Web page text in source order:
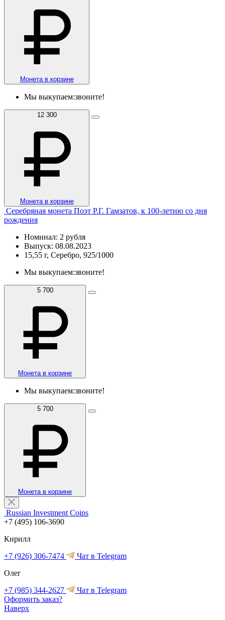
Монета в корзине
Мы выкупаем:звоните!
12 300
Монета в корзине
Серебряная монета Поэт Р.Г. Гамзатов, к 100-летию со дня
рождения
Номинал: 2 рубля
Выпуск: 08.08.2023
15,55 г, Серебро, 925/1000
Мы выкупаем:звоните!
5 700
Монета в корзине
Мы выкупаем:звоните!
5 700
Монета в корзине
Russian Investment Coins
+7 (495) 106-3690
Кирилл
+7 (926) 306-7474
Чат в Telegram
Олег
+7 (985) 344-2627
Чат в Telegram
Оформить заказ?
Наверх